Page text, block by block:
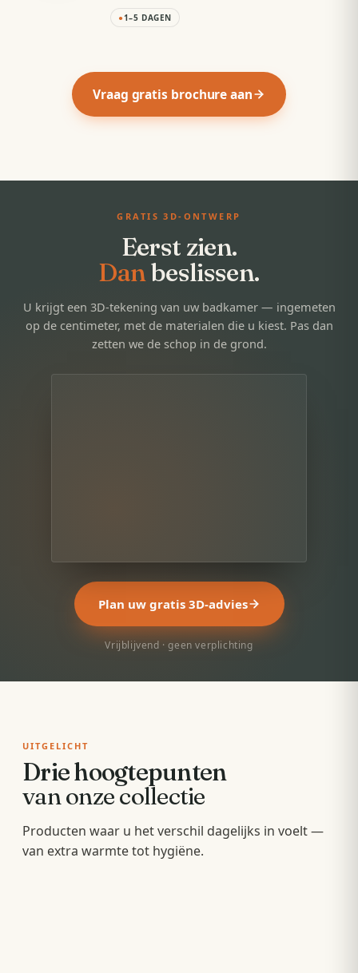
●1–5 DAGEN
Vraag gratis brochure aan
GRATIS 3D-ONTWERP
Eerst zien.
Danbeslissen.
U krijgt een 3D-tekening van uw badkamer — ingemeten
op de centimeter, met de materialen die u kiest. Pas dan
zetten we de schop in de grond.
Plan uw gratis 3D-advies
Vrijblijvend · geen verplichting
UITGELICHT
Drie hoogtepunten
van onze collectie
Producten waar u het verschil dagelijks in voelt —
van extra warmte tot hygiëne.
Badkamermeubels
Hang- en staande meubels met soft-close — op
Sunshowers
Spoeltoiletten